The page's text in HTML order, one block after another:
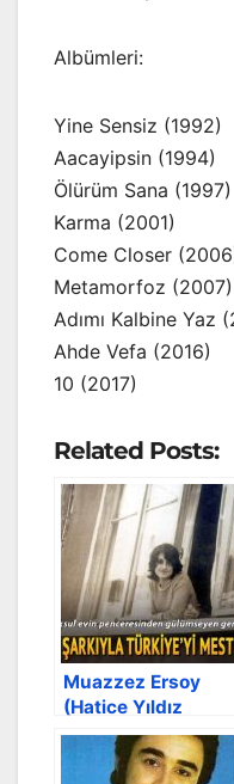
Albümleri:
Yine Sensiz (1992)
Aacayipsin (1994)
Ölürüm Sana (1997)
Karma (2001)
Come Closer
Metamorfoz (2007)
Adımı Kalbine Yaz
Ahde Vefa (2016)
10 (2017)
Related Posts:
Muazzez Ersoy
(Hatice Yıldız
Levent)